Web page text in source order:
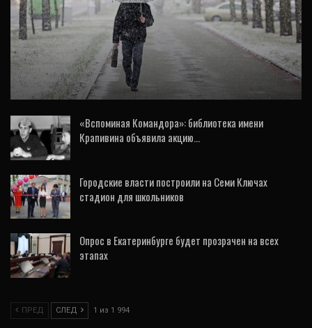
ОБЩЕСТВО
Спасатели предупредили уральцев о
приближающемся сильном снегопаде
«Вспоминая Командора»: библиотека имени
Крапивина объявила акцию…
Городские власти построили на Семи Ключах
стадион для школьников
Опрос в Екатеринбурге будет прозрачен на всех
этапах
ПРЕД СЛЕД 1 из 1 994